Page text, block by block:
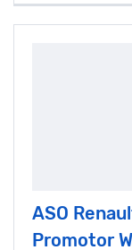
ASO
Promotor